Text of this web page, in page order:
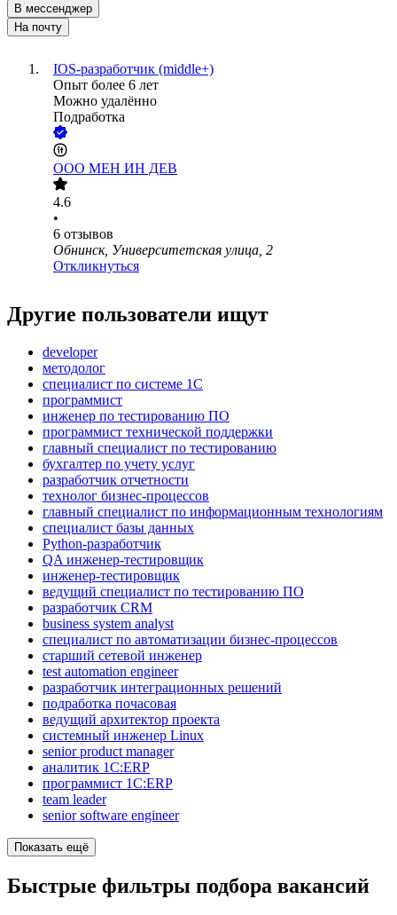
В мессенджер
На почту
IOS-разработчик (middle+)
Опыт более 6 лет
Можно удалённо
Подработка
ООО МЕН ИН ДЕВ
4.6
•
6 отзывов
Обнинск, Университетская улица, 2
Откликнуться
Другие пользователи ищут
developer
методолог
специалист по системе 1С
программист
инженер по тестированию ПО
программист технической поддержки
главный специалист по тестированию
бухгалтер по учету услуг
разработчик отчетности
технолог бизнес-процессов
главный специалист по информационным технологиям
специалист базы данных
Python-разработчик
QA инженер-тестировщик
инженер-тестировщик
ведущий специалист по тестированию ПО
разработчик CRM
business system analyst
специалист по автоматизации бизнес-процессов
старший сетевой инженер
test automation engineer
разработчик интеграционных решений
подработка почасовая
ведущий архитектор проекта
системный инженер Linux
senior product manager
аналитик 1С:ERP
программист 1С:ERP
team leader
senior software engineer
Показать ещё
Быстрые фильтры подбора вакансий